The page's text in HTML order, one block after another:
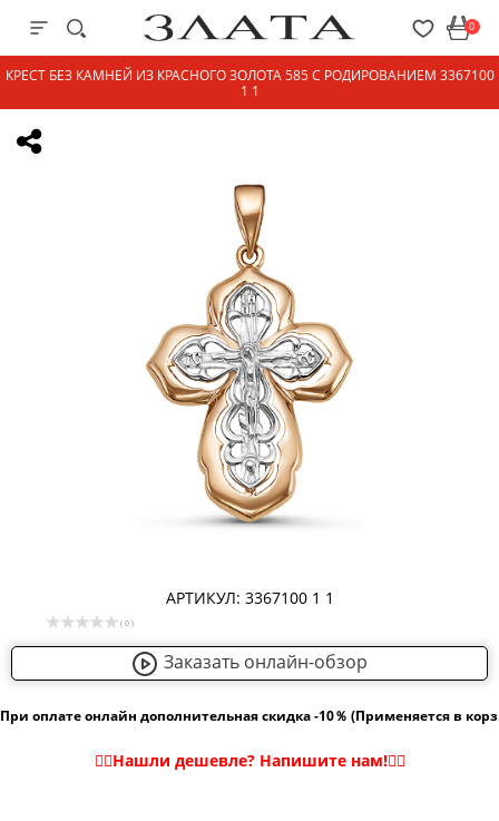
0
КРЕСТ БЕЗ КАМНЕЙ ИЗ КРАСНОГО ЗОЛОТА 585 С РОДИРОВАНИЕМ 3367100
1 1
АРТИКУЛ: 3367100 1 1
( 0 )
Заказать онлайн-обзор
При оплате онлайн дополнительная скидка -10％ (Применяется в